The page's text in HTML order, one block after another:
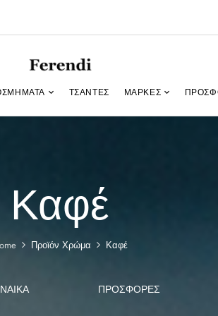
ΤΣΑΝΤΕΣ ΜΑΡΚΕΣ
Καφέ
Προϊόν Χρώμα Καφέ
ΠΡΟΣΦΟΡΕΣ